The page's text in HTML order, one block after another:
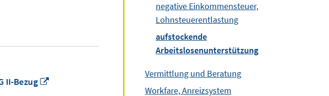
II-Bezug
negative Einkommensteuer,
Lohnsteuerentlastung
aufstockende
Arbeitslosenunterstützung
Vermittlung und Beratung
Workfare, Anreizsystem